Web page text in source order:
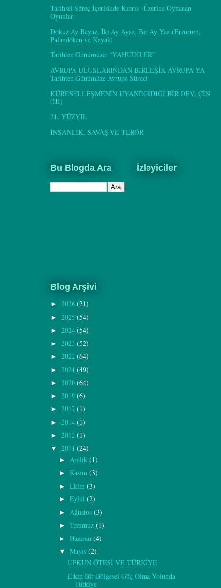
Tarihsel Süreç İçerisinde Kıbrıs -Üzerine Oynanan
Oyunlar-
Dokuz Ay Beyaz, İki Ay Ayaz, Bir Ay Yaz (Erzurum,
Palandöken ve Kayak)
Tarihten Günümüze; “YAHUDİLER”
AVRUPA ULUSLARINDAN BİRLEŞİK AVRUPA’YA
Tarihten Günümüze Avrupa Süreci
KÜRESELLEŞMENİN UYANDIRDIĞI BİR DEV; ÇİN
(III)
21. YÜZYIL
İNSANLIK, SAVAŞ VE TERÖR
Bu Blogda Ara İzleyiciler
Blog Arşivi
► 2026 (21)
► 2025 (54)
► 2024 (54)
► 2023 (52)
► 2022 (64)
► 2021 (49)
► 2020 (64)
► 2019 (6)
► 2017 (1)
► 2014 (1)
► 2012 (1)
▼ 2011 (24)
► Aralık (1)
► Kasım (3)
► Ekim (3)
► Eylül (2)
► Ağustos (3)
► Temmuz (1)
► Haziran (4)
▼ Mayıs (2)
UFKUN ÖTESİ VE TÜRKİYE
Etkin Bir Bölgesel Güç Olma Yolunda
Türkiye